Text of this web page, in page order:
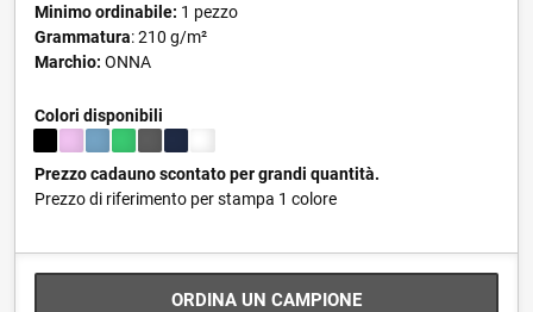
Minimo ordinabile: 1 pezzo
Grammatura: 210 g/m²
Marchio: ONNA
Colori disponibili
Prezzo cadauno scontato per grandi quantità.
Prezzo di riferimento per stampa 1 colore
ORDINA UN CAMPIONE